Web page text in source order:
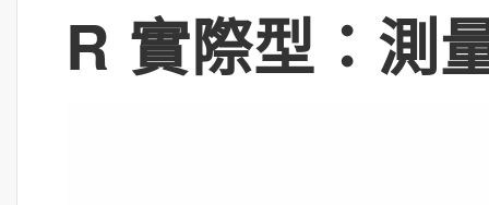
R 實際型：測